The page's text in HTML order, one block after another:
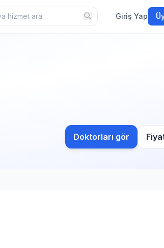
Giriş Yap
Doktorları gör